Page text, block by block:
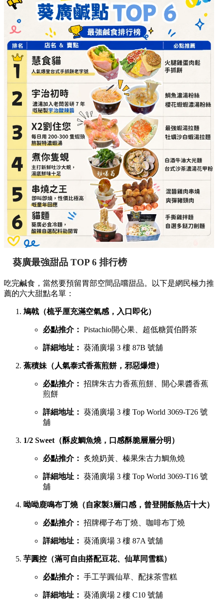
葵廣最強甜品 TOP 6 排行榜
吃完鹹食，當然要預留胃部空間品嚐甜品。以下是網民極力推
薦的六大甜點名單：
鳩戟（梳乎厘充滿空氣感，入口即化）
必點推介： Pistachio開心果、超低糖質伯爵茶
詳細地址： 葵涌廣場 3 樓 87B 號舖
蕉積妹（人氣泰式香蕉煎餅，邪惡爆燈）
必點推介： 招牌朱古力香蕉煎餅、開心果醬香蕉
煎餅
詳細地址： 葵涌廣場 3 樓 Top World 3069-T26 號
舖
1/2 Sweet（酥皮鯛魚燒，口感酥脆層層分明）
必點推介： 炙燒奶黃、榛果朱古力鯛魚燒
詳細地址： 葵涌廣場 3 樓 Top World 3069-T16 號
舖
呦呦鹿鳴布丁燒（自家製3層口感，曾登開飯熱店十大）
必點推介： 招牌椰子布丁燒、咖啡布丁燒
詳細地址： 葵涌廣場 3 樓 87A 號舖
芋圓控（滿可自由搭配豆花、仙草同雪糕）
必點推介： 手工芋圓仙草、配抹茶雪糕
詳細地址： 葵涌廣場 2 樓 C10 號舖